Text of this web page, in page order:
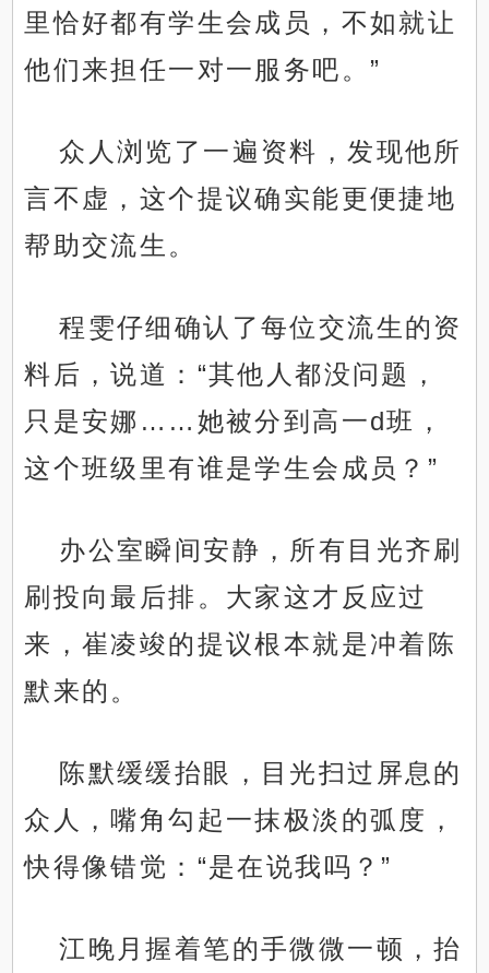
里恰好都有学生会成员，不如就让
他们来担任一对一服务吧。”
众人浏览了一遍资料，发现他所
言不虚，这个提议确实能更便捷地
帮助交流生。
程雯仔细确认了每位交流生的资
料后，说道：“其他人都没问题，
只是安娜……她被分到高一d班，
这个班级里有谁是学生会成员？”
办公室瞬间安静，所有目光齐刷
刷投向最后排。大家这才反应过
来，崔凌竣的提议根本就是冲着陈
默来的。
陈默缓缓抬眼，目光扫过屏息的
众人，嘴角勾起一抹极淡的弧度，
快得像错觉：“是在说我吗？”
江晚月握着笔的手微微一顿，抬